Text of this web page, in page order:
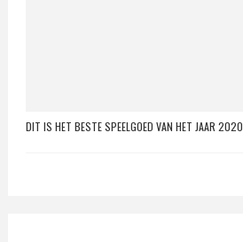
DIT IS HET BESTE SPEELGOED VAN HET JAAR 2020